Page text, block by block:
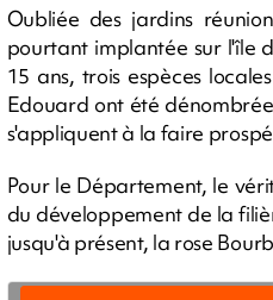
Oubliée des jardins
pourtant implantée sur l'île
15 ans, trois espèces
Edouard ont été
s'appliquent à la faire
Pour le Département, le
du développement de la
jusqu'à présent, la rose